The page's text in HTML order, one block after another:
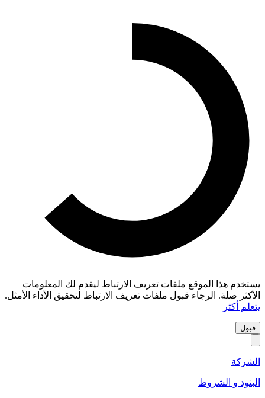
يستخدم هذا الموقع ملفات تعريف الارتباط ليقدم لك المعلومات
الأكثر صلة. الرجاء قبول ملفات تعريف الارتباط لتحقيق الأداء الأمثل.
يتعلم أكثر
قبول
الشركة
البنود و الشروط